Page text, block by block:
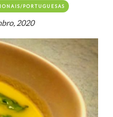
PORTUGUESAS
2020